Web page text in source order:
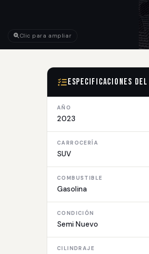
Clic para ampliar
Especificaciones
AÑO
2023
CARROCERÍA
SUV
COMBUSTIBLE
Gasolina
CONDICIÓN
Semi Nuevo
CILINDRAJE